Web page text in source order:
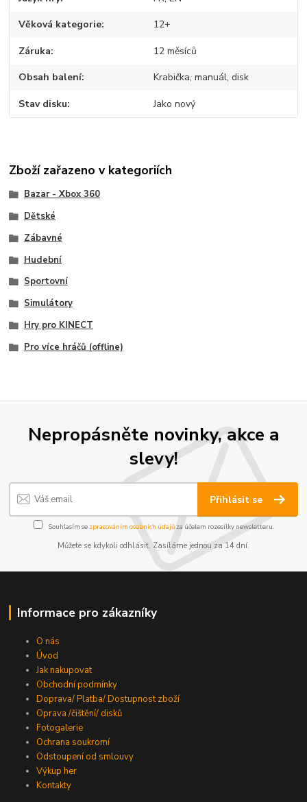
Věková kategorie 12+
Záruka 12 měsíců
Obsah balení Krabička, manuál, disk
Stav disku Jako nový
Zboží zařazeno v kategoriích
Bazar - Xbox 360
Dětské
Zábavné
Hudební
Sportovní
Simulátory
Hry pro KINECT
Pro více hráčů (offline)
Nepropásněte novinky, akce a
slevy!
Přihlásit se
Souhlasím se zpracováním osobních údajůza účelem rozesílky newsletteru.
Můžete se kdykoli odhlásit. Zasíláme jednou za 14 dní.
Informace pro zákazníky
O nás
Úvod
Jak nakupovat
Obchodní podmínky
Doprava/ Platba/ Dostupnost zboží
Oprava /čištění/ disků
Fotogalerie
Ochrana soukromí
Odstoupení od smlouvy
Výkup her
Kontakty